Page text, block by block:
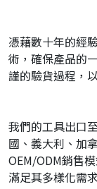
憑藉數十年的經
術，確保產品的
謹的驗貨過程，
我們的工具出口
國、義大利、加
OEM/ODM銷售
滿足其多樣化需